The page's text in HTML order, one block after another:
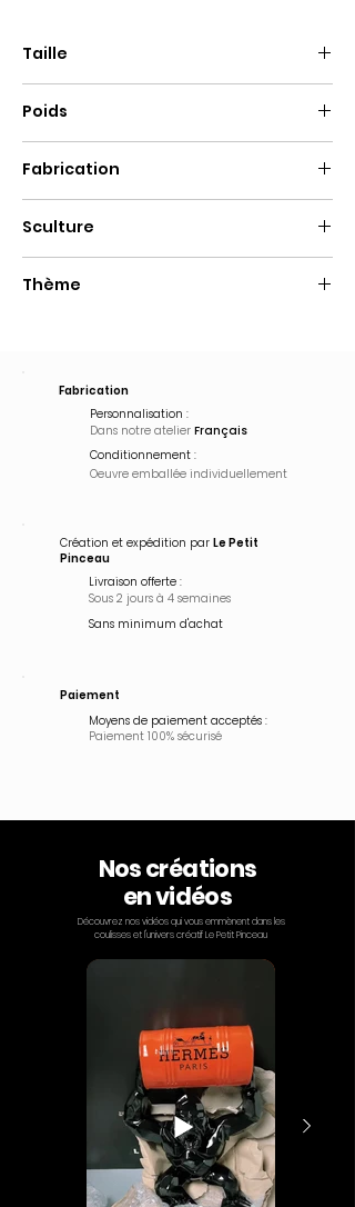
Taille
Diamètre : +/- 60cm
Poids
Fabrication
Sculture
Thème
Fabrication
Personnalisation :
Dans notre atelier Français
Conditionnement :
Oeuvre emballée individuellement
Création et expédition par Le Petit
Pinceau
Livraison offerte :
Sous 2 jours à 4 semaines
Sans minimum d'achat
Paiement
Moyens de paiement acceptés :
Paiement 100% sécurisé
Nos créations
en vidéos
Découvrez nos vidéos qui vous emmènent dans les
coulisses et l'univers créatif Le Petit Pinceau